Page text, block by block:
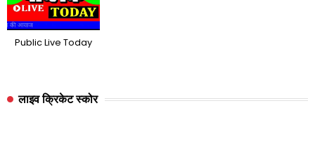
Public Live Today
लाइव क्रिकेट स्कोर